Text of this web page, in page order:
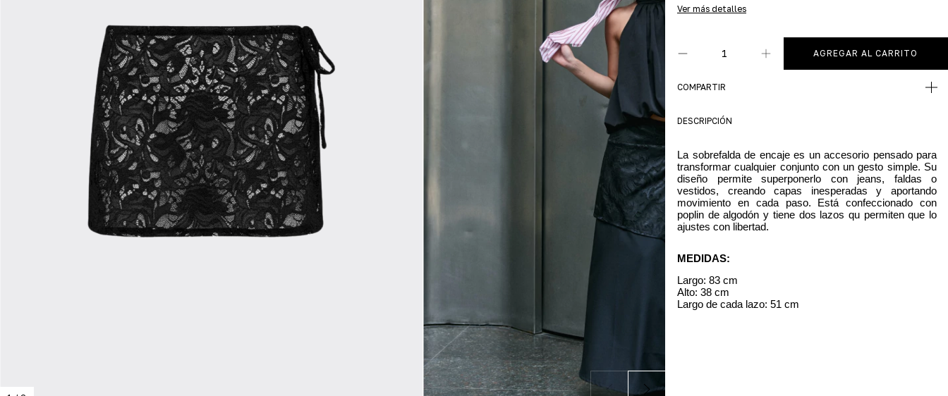
Ver más detalles
COMPARTIR
DESCRIPCIÓN
La sobrefalda de encaje es un accesorio pensado para
transformar cualquier conjunto con un gesto simple. Su
diseño permite superponerlo con jeans, faldas o
vestidos, creando capas inesperadas y aportando
movimiento en cada paso. Está confeccionado con
poplin de algodón y tiene dos lazos qu permiten que lo
ajustes con libertad.
MEDIDAS:
Largo: 83 cm
Alto: 38 cm
Largo de cada lazo: 51 cm